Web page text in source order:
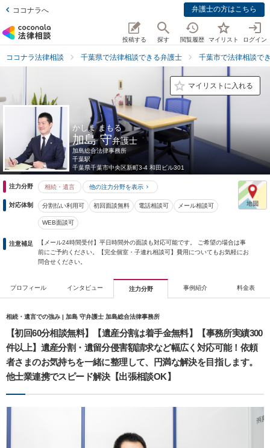
ココナラへ 弁護士の方はこちら
投稿する 探す 閲覧履歴 マイリスト ログイン
ココナラ法律相談 千葉県で法律相談できる弁護士 千葉市で法律相談で
マイリストに入れる
かしま まもる
加島 守弁護士
加島総合法律事務所
千葉駅
千葉県千葉市中央区新町3-4 和田ビル301
注力分野 相続・遺言 他の注力分野を表示
対応体制 分割払い利用可 初回面談無料 電話相談可 メール相談可
WEB面談可
注意補足
【メール24時間受付】平日時間外の面談も対応可能です。 ご希望の場合は事
前にご予約ください。【完全個室・子連れ相談可】費用についてもお気軽にお
問合せください。
プロフィール インタビュー 注力分野 事例紹介 料金表
相続・遺言での強み | 加島 守弁護士 加島総合法律事務所
【初回60分相談無料】【遺産分割は着手金無料】【事務所実績300
件以上】遺産分割・遺留分侵害額請求など幅広く対応可能！依頼
者さまのお気持ちを一緒に整理して、円満な解決を目指します。
他士業連携でスピード解決【出張相談OK】